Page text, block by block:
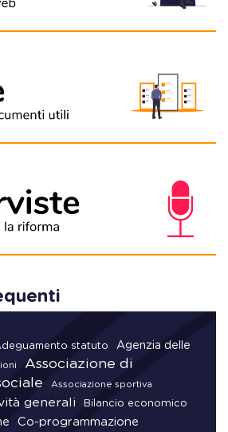
statuto
Agenzia delle
Associazione di
Associazione sportiva
generali Bilancio economico
Co-programmazione